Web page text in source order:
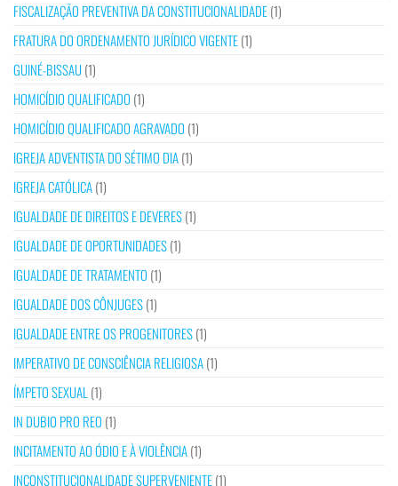
FISCALIZAÇÃO PREVENTIVA DA CONSTITUCIONALIDADE(1)
FRATURA DO ORDENAMENTO JURÍDICO VIGENTE(1)
GUINÉ-BISSAU(1)
HOMICÍDIO QUALIFICADO (1)
HOMICÍDIO QUALIFICADO AGRAVADO (1)
IGREJA ADVENTISTA DO SÉTIMO DIA(1)
IGREJA CATÓLICA(1)
IGUALDADE DE DIREITOS E DEVERES(1)
IGUALDADE DE OPORTUNIDADES(1)
IGUALDADE DE TRATAMENTO (1)
IGUALDADE DOS CÔNJUGES(1)
IGUALDADE ENTRE OS PROGENITORES(1)
IMPERATIVO DE CONSCIÊNCIA RELIGIOSA(1)
ÍMPETO SEXUAL (1)
IN DUBIO PRO REO (1)
INCITAMENTO AO ÓDIO E À VIOLÊNCIA(1)
INCONSTITUCIONALIDADE SUPERVENIENTE(1)